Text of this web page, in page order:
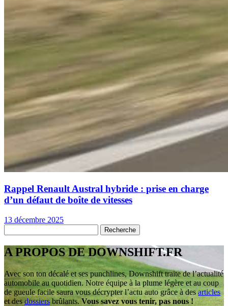
Rappel Renault Austral hybride : prise en charge
d’un défaut de boîte de vitesses
13 décembre 2025
A PROPOS DE DOWNSHIFT.FR
Avec son ton décalé et ses punchlines, Downshift traite de l’actualité
automobile au quotidien. Notre équipe à la plume légère et au coup
de gueule facile saura vous décrypter l’actu auto grâce à des articles
et des dossiers brûlants. Vous savez vous tenir, pas nous !